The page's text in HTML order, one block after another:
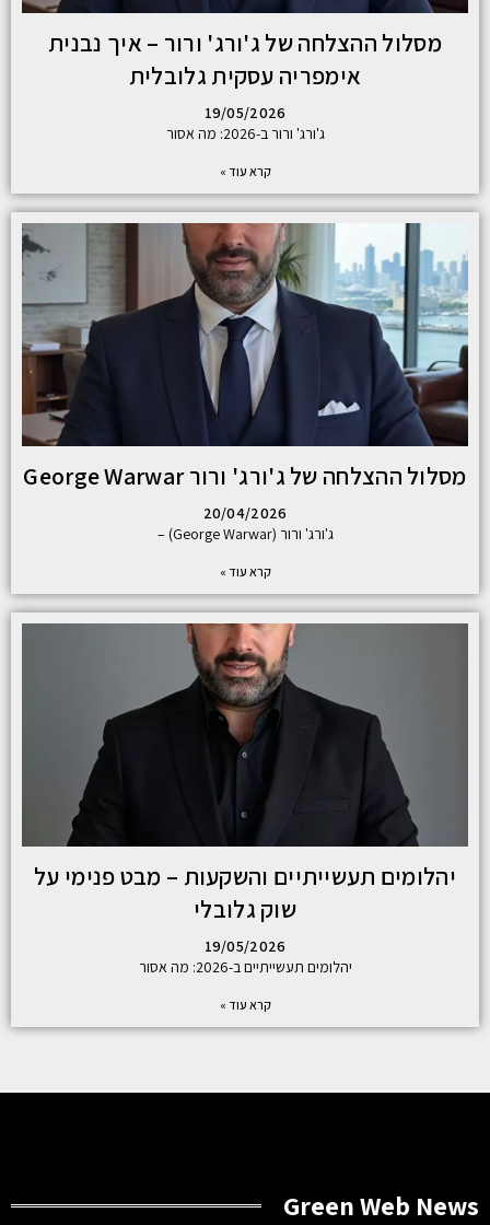
מסלול ההצלחה של ג'ורג' ורור – איך נבנית
אימפריה עסקית גלובלית
19/05/2026
ג'ורג' ורור ב-2026: מה אסור
קרא עוד »
מסלול ההצלחה של ג'ורג' ורור George Warwar
20/04/2026
ג'ורג' ורור (George Warwar) –
קרא עוד »
יהלומים תעשייתיים והשקעות – מבט פנימי על
שוק גלובלי
19/05/2026
יהלומים תעשייתיים ב-2026: מה אסור
קרא עוד »
Green Web News